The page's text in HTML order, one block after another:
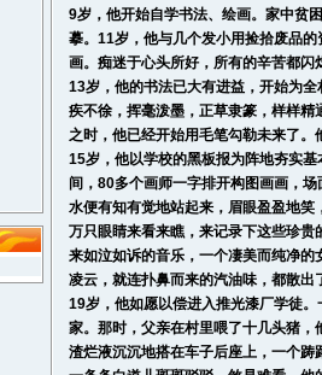
9岁，他开始自学书法、绘画。家中贫
摹。11岁，他与几个发小用捡拾废品
画。痴迷于心头所好，所有的辛苦都闪
13岁，他的书法已大有进益，开始为
疾不徐，挥毫泼墨，正草隶篆，样样
之时，他已经开始用毛笔勾勒未来了
15岁，他以学校的黑板报为阵地夯实
间，80多个画师一字排开构图画画，
水便有知有觉地站起来，眉眼盈盈地
万只眼睛来看来瞧，来记录下这些珍
来如泣如诉的音乐，一个凄美而纯净
凌云，就连扑鼻而来的汽油味，都散出
19岁，他如愿以偿进入推光漆厂学徒
家。那时，父亲在村里喂了十几头猪
渣烂液沉沉地搭在车子后座上，一个